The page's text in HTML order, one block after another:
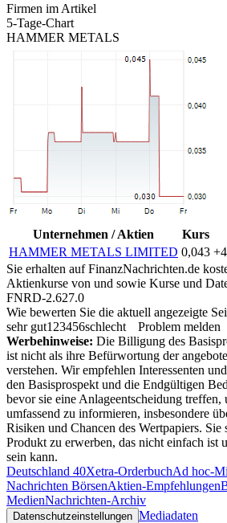
Firmen im Artikel
5-Tage-Chart
HAMMER METALS
Unternehmen / Aktien Kurs
HAMMER METALS LIMITED 0,043
Sie erhalten auf FinanzNachrichten.de
Aktienkurse von und sowie Kurse und
FNRD-2.627.0
Wie bewerten Sie die aktuell angezeigte
sehr gut1 23456schlecht
Problem melden
Werbehinweise: Die Billigung des
ist nicht als ihre Befürwortung der
verstehen. Wir empfehlen Interessenten
den Basisprospekt und die Endgültigen
bevor sie eine Anlageentscheidung treffen,
umfassend zu informieren, insbesondere
Risiken und Chancen des Wertpapiers.
Produkt zu erwerben, das nicht einfach ist
sein kann.
Deutschland 40Xetra-OrderbuchAd hoc-
Nachrichten BörsenAktien-Empfehlungen
MedienNachrichten-Archiv
Datenschutzeinstellungen Mediadaten